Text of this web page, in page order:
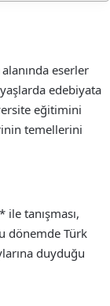
eserler
edebiyata
eğitimini
temellerini
tanışması,
dönemde Türk
duyduğu